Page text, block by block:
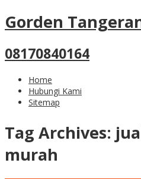
Gorden
08170840164
Home
Hubungi Kami
Sitemap
Tag Archives:
murah